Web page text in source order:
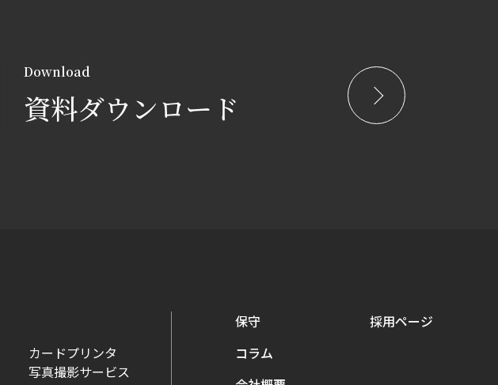
Download
資料ダウンロード
カードプリンタ
写真撮影サービス
保守
コラム
採用ページ